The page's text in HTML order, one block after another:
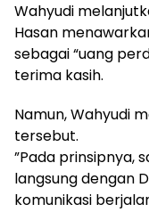
​Wahyudi
Hasan
sebagai “uang
terima kasih.
Namun, Wahyudi
tersebut.
​”Pada prinsipnya,
langsung dengan
komunikasi